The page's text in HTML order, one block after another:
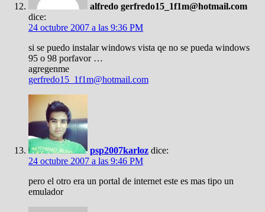
alfredo gerfredo15_1f1m@hotmail.com
dice:
24 octubre 2007 a las 9:36 PM
si se puedo instalar windows vista qe no se pueda windows
95 o 98 porfavor …
agregenme
gerfredo15_1f1m@hotmail.com
psp2007karloz dice:
24 octubre 2007 a las 9:46 PM
pero el otro era un portal de internet este es mas tipo un
emulador